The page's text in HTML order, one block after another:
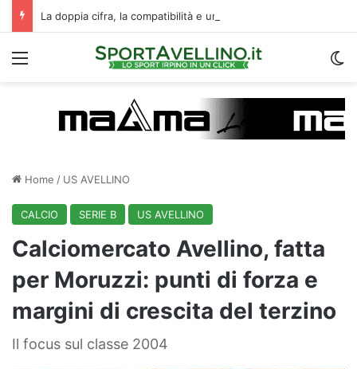
Menu
Home / US AVELLINO
CALCIO SERIE B US AVELLINO
Calciomercato Avellino, fatta
per Moruzzi: punti di forza e
margini di crescita del terzino
Il focus sul classe 2004